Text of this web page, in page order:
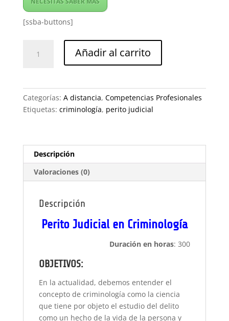
[ssba-buttons]
Judicial
cantidad
Añadir al carrito
Categorías: A distancia, Competencias Profesionales
Etiquetas: criminología, perito judicial
Descripción
Valoraciones (0)
Descripción
Perito Judicial en Criminología
Duración en horas: 300
OBJETIVOS:
En la actualidad, debemos entender el
concepto de criminología como la ciencia
que tiene por objeto el estudio del delito
como un hecho de la vida de la persona y